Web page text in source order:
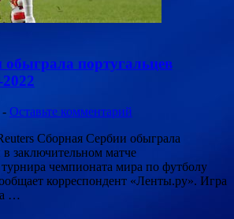
португальцев
- Оставьте комментарий
Сборная Сербии обыграла
заключительном матче
чемпионата мира по футболу
корреспондент «Ленты.ру». Игра
…